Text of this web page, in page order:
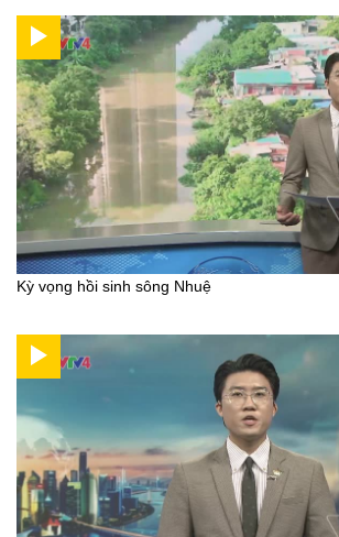
Kỳ vọng hồi sinh sông Nhuệ